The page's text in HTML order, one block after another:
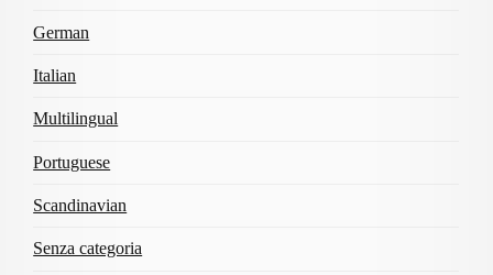
German
Italian
Multilingual
Portuguese
Scandinavian
Senza categoria